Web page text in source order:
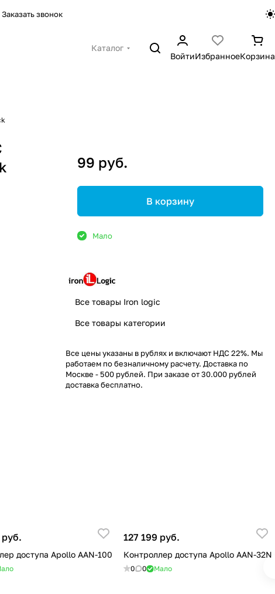
Заказать звонок
Каталог
ВойтиИзбранноеКорзина
99 руб.
В корзину
Мало
Все товары Iron logic
Все товары категории
Все цены указаны в рублях и включают НДС 22%. Мы
работаем по безналичному расчету. Доставка по
Москве - 500 рублей. При заказе от 30.000 рублей
доставка бесплатно.
руб.
доступа Apollo AAN-100
127 199 руб.
Контроллер доступа Apollo AAN-32N
0 0 Мало